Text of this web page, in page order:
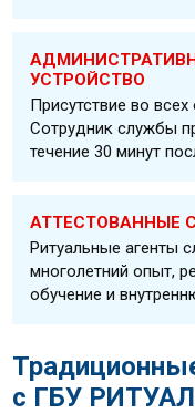
УСТРОЙСТВО
Присутствие во
Сотрудник службы
течение 30 минут
АТТЕСТОВАННЫЕ
Ритуальные агенты
многолетний опыт,
обучение и
с ГБУ РИТУАЛ